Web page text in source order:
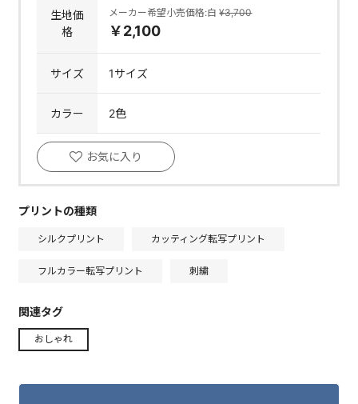
生地価
格
メーカー希望小売価格:白¥3,700
￥2,100
サイズ 1サイズ
カラー 2色
お気に入り
プリントの種類
シルクプリント カッティング転写プリント
フルカラー転写プリント 刺繍
関連タグ
おしゃれ